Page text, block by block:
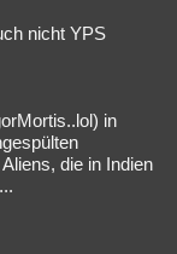
nicht YPS
in
die in Indien